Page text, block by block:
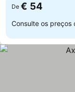
De € 54
Consulte os preços